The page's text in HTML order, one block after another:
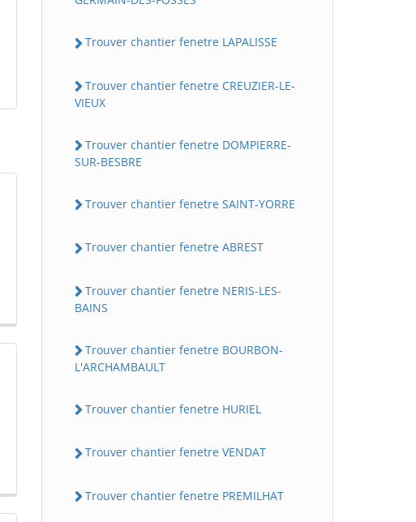
Trouver chantier fenetre LAPALISSE
Trouver chantier fenetre CREUZIER-LE-
VIEUX
Trouver chantier fenetre DOMPIERRE-
SUR-BESBRE
Trouver chantier fenetre SAINT-YORRE
Trouver chantier fenetre ABREST
Trouver chantier fenetre NERIS-LES-
BAINS
Trouver chantier fenetre BOURBON-
L'ARCHAMBAULT
Trouver chantier fenetre HURIEL
Trouver chantier fenetre VENDAT
Trouver chantier fenetre PREMILHAT